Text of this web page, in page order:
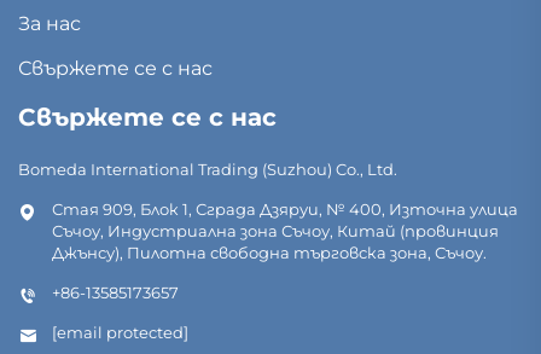
За нас
Свържете се с нас
Свържете се с нас
Bomeda International Trading (Suzhou) Co., Ltd.
Стая 909, Блок 1, Сграда Дзяруи, № 400, Източна улица
Съчоу, Индустриална зона Съчоу, Китай (провинция
Джънсу), Пилотна свободна търговска зона, Съчоу.
+86-13585173657
[email protected]